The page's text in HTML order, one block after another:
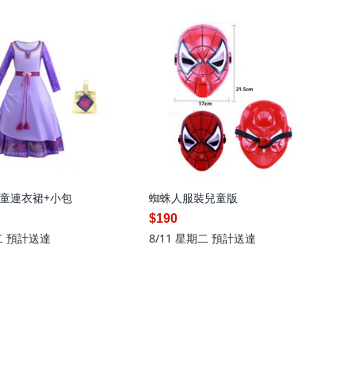
連衣裙+小包
預計送達
蜘蛛人服裝兒童版
$190
8/11 星期二 預計送達